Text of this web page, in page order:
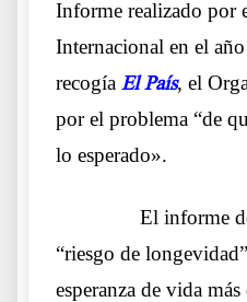
Informe realizado por
Internacional en el
recogía El País, el
por el problema “de
lo esperado».
El informe
“riesgo de
esperanza de vida